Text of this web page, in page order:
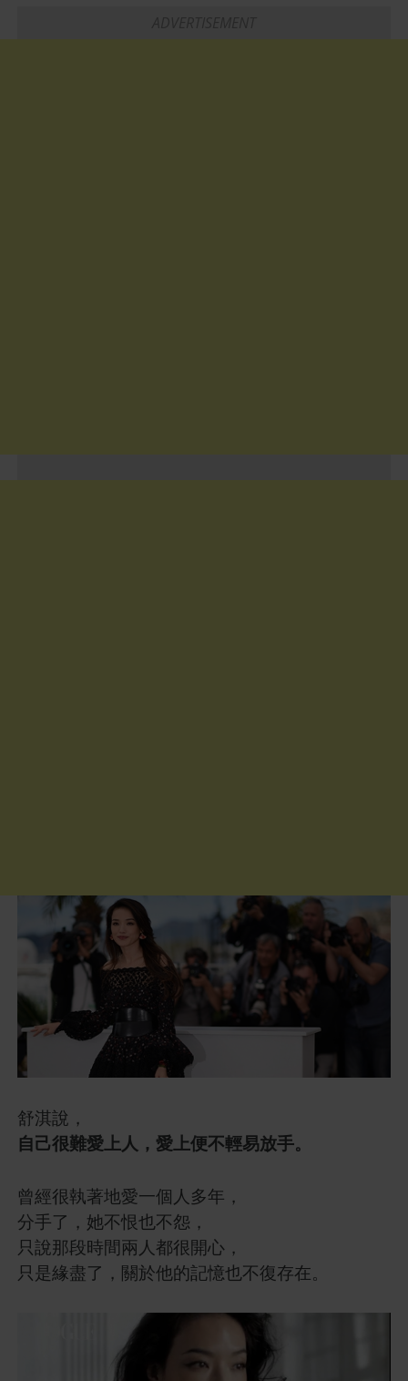
舒淇說，
自己很難愛上人，愛上便不輕易放手。
曾經很執著地愛一個人多年，
分手了，她不恨也不怨，
只說那段時間兩人都很開心，
只是緣盡了，關於他的記憶也不復存在。